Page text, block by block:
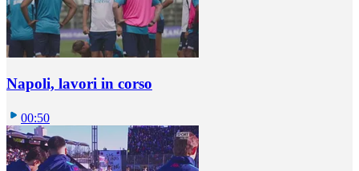
Napoli, lavori in corso
00:50